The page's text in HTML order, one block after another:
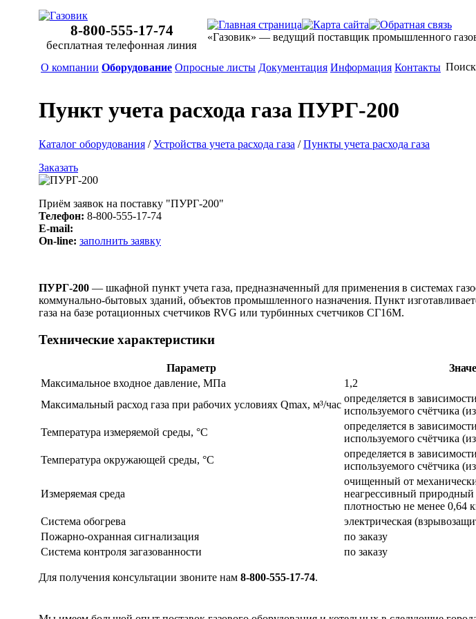
8-800-555-17-74
бесплатная телефонная линия
«Газовик» — ведущий поставщик промышленного
О компании Оборудование Опросные листы Документация Информация Контакты
Пункт учета расхода газа ПУРГ-200
Каталог оборудования /Устройства учета расхода газа /Пункты учета расхода газа
Заказать
Приём заявок на поставку "ПУРГ-200"
Телефон: 8-800-555-17-74
E-mail:
On-line: заполнить заявку
ПУРГ-200 — шкафной пункт учета газа, предназначенный для применения в системах
коммунально-бытовых зданий, объектов промышленного назначения. Пункт
газа на базе ротационных счетчиков RVG или турбинных счетчиков СГ16М.
Технические характеристики
Параметр
Максимальное входное давление, МПа
1,2
Максимальный расход газа при рабочих условиях Qmax, м³/час
определяется в
используемого счётчика
Температура измеряемой среды, °С
определяется в
используемого счётчика
Температура окружающей среды, °С
определяется в
используемого счётчика
Измеряемая среда
очищенный от
неагрессивный природный
плотностью не менее 0,64
Система обогрева
электрическая
Пожарно-охранная сигнализация
по заказу
Система контроля загазованности
по заказу
Для получения консультации звоните нам 8-800-555-17-74.